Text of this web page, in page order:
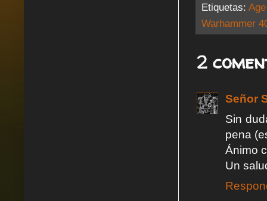
Etiquetas:
Warhammer
2
Señor
Sin
pena
Ánimo
Un